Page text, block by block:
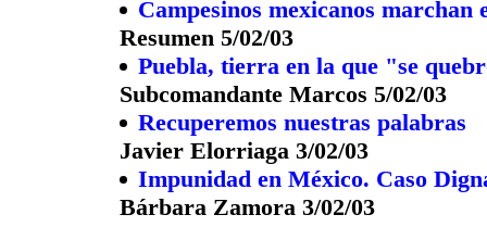
Campesinos mexicanos
Resumen 5/02/03
Puebla, tierra en la que "se
Subcomandante Marcos 5/02/03
Recuperemos nuestras palabras
Javier Elorriaga 3/02/03
Impunidad en México. Caso
Bárbara Zamora 3/02/03